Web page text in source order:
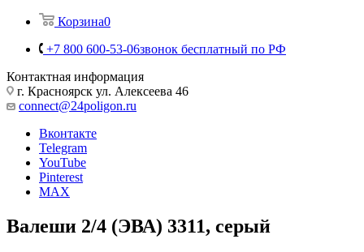
Корзина0
+7 800 600-53-06звонок бесплатный по РФ
Контактная информация
г. Красноярск ул. Алексеева 46
connect@24poligon.ru
Вконтакте
Telegram
YouTube
Pinterest
MAX
Валеши 2/4 (ЭВА) 3311, серый